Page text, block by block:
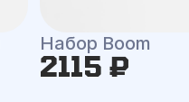
Набор Boom
2115 ₽